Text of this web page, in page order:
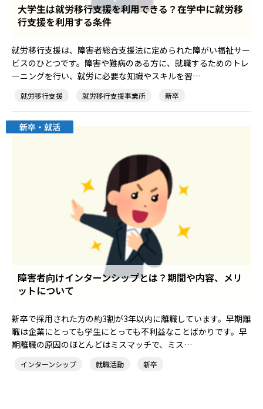
大学生は就労移行支援を利用できる？在学中に就労移
行支援を利用する条件
就労移行支援は、障害者総合支援法に定められた障がい福祉サー
ビスのひとつです。障害や難病のある方に、就職するためのトレ
ーニングを行い、就労に必要な知識やスキルを習…
就労移行支援 就労移行支援事業所 新卒
新卒・就活
障害者向けインターンシップとは？期間や内容、メリ
ットについて
新卒で採用された方の約3割が3年以内に離職しています。早期離
職は企業にとっても学生にとっても不利益なことばかりです。早
期離職の原因のほとんどはミスマッチで、ミス…
インターンシップ 就職活動 新卒